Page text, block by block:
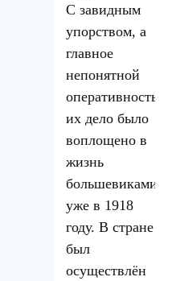
С завидным
упорством, а
главное
непонятной
оперативностью
их дело было
воплощено в
жизнь
большевиками
уже в 1918
году. В стране
был
осуществлён